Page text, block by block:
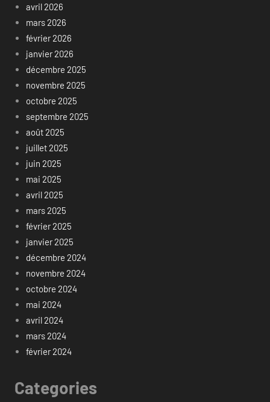
avril 2026
mars 2026
février 2026
janvier 2026
décembre 2025
novembre 2025
octobre 2025
septembre 2025
août 2025
juillet 2025
juin 2025
mai 2025
avril 2025
mars 2025
février 2025
janvier 2025
décembre 2024
novembre 2024
octobre 2024
mai 2024
avril 2024
mars 2024
février 2024
Categories